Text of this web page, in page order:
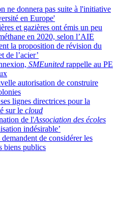
ne donnera pas suite à l'initiative
en Europe'
et gazières ont émis un peu
en 2020, selon l’AIE
la proposition de révision du
de l’acier’
SMEunited rappelle au PE
autorisation de construire
lignes directrices pour la
sur le cloud
de l'Association des écoles
indésirable’
de considérer les
biens publics